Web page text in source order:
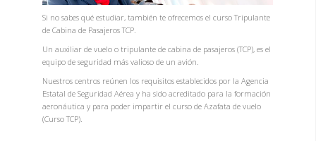
Si no sabes qué estudiar, también te ofrecemos el curso Tripulante
de Cabina de Pasajeros TCP.
Un auxiliar de vuelo o tripulante de cabina de pasajeros (TCP), es el
equipo de seguridad más valioso de un avión.
Nuestros centros reúnen los requisitos establecidos por la Agencia
Estatal de Seguridad Aérea y ha sido acreditado para la formación
aeronáutica y para poder impartir el curso de Azafata de vuelo
(Curso TCP).